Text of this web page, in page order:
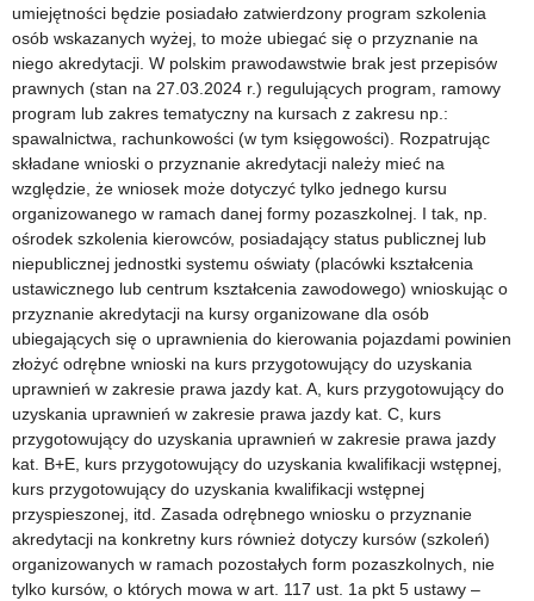
umiejętności będzie posiadało zatwierdzony program szkolenia
osób wskazanych wyżej, to może ubiegać się o przyznanie na
niego akredytacji. W polskim prawodawstwie brak jest przepisów
prawnych (stan na 27.03.2024 r.) regulujących program, ramowy
program lub zakres tematyczny na kursach z zakresu np.:
spawalnictwa, rachunkowości (w tym księgowości). Rozpatrując
składane wnioski o przyznanie akredytacji należy mieć na
względzie, że wniosek może dotyczyć tylko jednego kursu
organizowanego w ramach danej formy pozaszkolnej. I tak, np.
ośrodek szkolenia kierowców, posiadający status publicznej lub
niepublicznej jednostki systemu oświaty (placówki kształcenia
ustawicznego lub centrum kształcenia zawodowego) wnioskując o
przyznanie akredytacji na kursy organizowane dla osób
ubiegających się o uprawnienia do kierowania pojazdami powinien
złożyć odrębne wnioski na kurs przygotowujący do uzyskania
uprawnień w zakresie prawa jazdy kat. A, kurs przygotowujący do
uzyskania uprawnień w zakresie prawa jazdy kat. C, kurs
przygotowujący do uzyskania uprawnień w zakresie prawa jazdy
kat. B+E, kurs przygotowujący do uzyskania kwalifikacji wstępnej,
kurs przygotowujący do uzyskania kwalifikacji wstępnej
przyspieszonej, itd. Zasada odrębnego wniosku o przyznanie
akredytacji na konkretny kurs również dotyczy kursów (szkoleń)
organizowanych w ramach pozostałych form pozaszkolnych, nie
tylko kursów, o których mowa w art. 117 ust. 1a pkt 5 ustawy –